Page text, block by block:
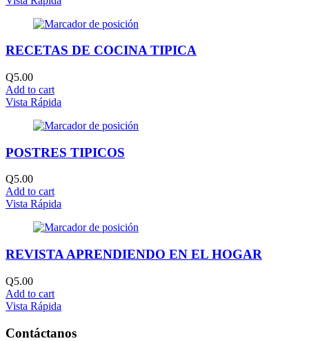
RECETAS DE COCINA TIPICA
Q5.00
Add to cart
Vista Rápida
POSTRES TIPICOS
Q5.00
Add to cart
Vista Rápida
REVISTA APRENDIENDO EN EL HOGAR
Q5.00
Add to cart
Vista Rápida
Contáctanos